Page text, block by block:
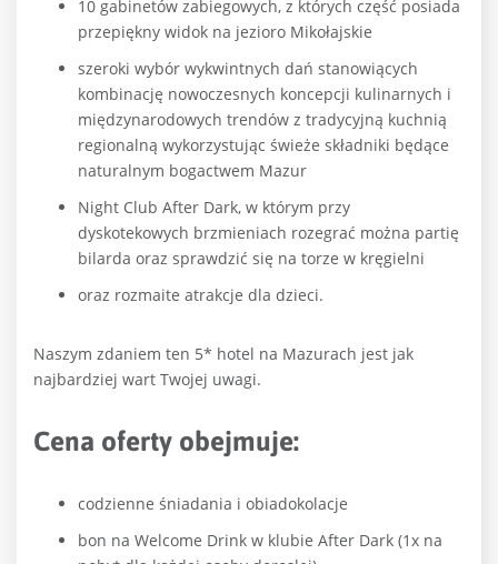
10 gabinetów zabiegowych, z których część posiada
przepiękny widok na jezioro Mikołajskie
szeroki wybór wykwintnych dań stanowiących
kombinację nowoczesnych koncepcji kulinarnych i
międzynarodowych trendów z tradycyjną kuchnią
regionalną wykorzystując świeże składniki będące
naturalnym bogactwem Mazur
Night Club After Dark, w którym przy
dyskotekowych brzmieniach rozegrać można partię
bilarda oraz sprawdzić się na torze w kręgielni
oraz rozmaite atrakcje dla dzieci.
Naszym zdaniem ten 5* hotel na Mazurach jest jak
najbardziej wart Twojej uwagi.
Cena oferty obejmuje:
codzienne śniadania i obiadokolacje
bon na Welcome Drink w klubie After Dark (1x na